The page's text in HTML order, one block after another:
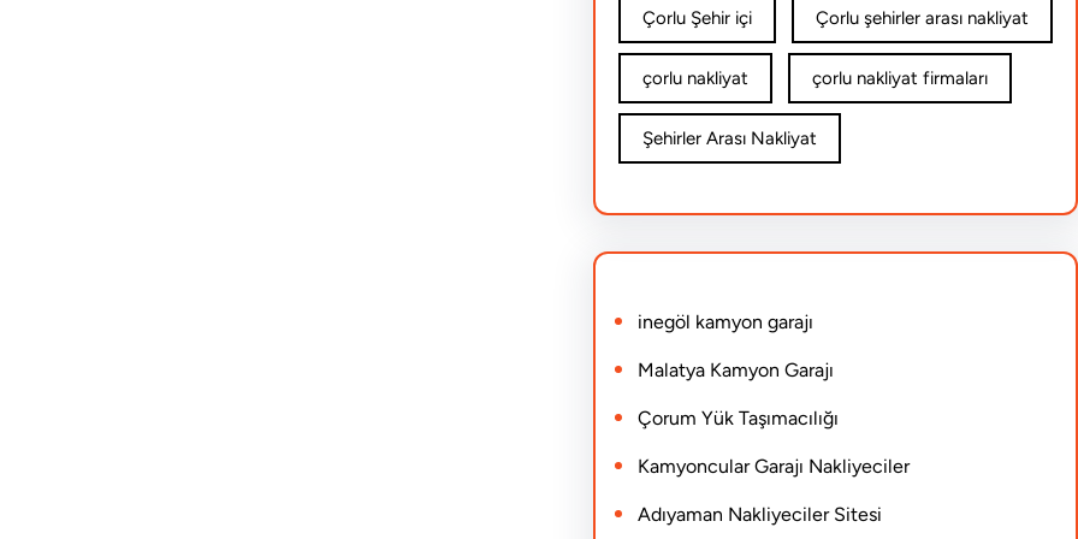
Çorlu Şehir içi Çorlu şehirler arası nakliyat
çorlu nakliyat çorlu nakliyat firmaları
Şehirler Arası Nakliyat
inegöl kamyon garajı
Malatya Kamyon Garajı
Çorum Yük Taşımacılığı
Kamyoncular Garajı Nakliyeciler
Adıyaman Nakliyeciler Sitesi